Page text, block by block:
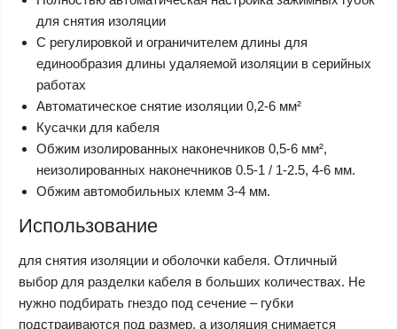
для снятия изоляции
С регулировкой и ограничителем длины для
единообразия длины удаляемой изоляции в серийных
работах
Автоматическое снятие изоляции 0,2-6 мм²
Кусачки для кабеля
Обжим изолированных наконечников 0,5-6 мм²,
неизолированных наконечников 0.5-1 / 1-2.5, 4-6 мм.
Обжим автомобильных клемм 3-4 мм.
Использование
для снятия изоляции и оболочки кабеля. Отличный
выбор для разделки кабеля в больших количествах. Не
нужно подбирать гнездо под сечение – губки
подстраиваются под размер, а изоляция снимается